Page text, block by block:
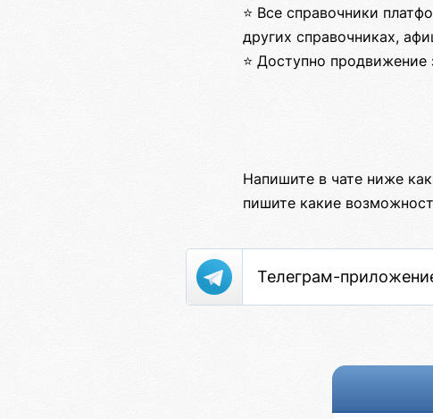
⭐ Все справочники
других справочниках,
⭐ Доступно
Напишите в чате ниже
пишите какие
Телеграм-